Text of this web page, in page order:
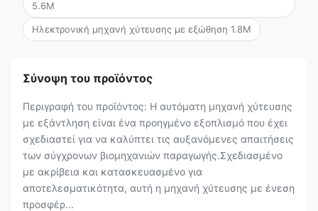
5.6M
Ηλεκτρονική μηχανή χύτευσης με εξώθηση 1.8M
Σύνοψη του προϊόντος
Περιγραφή του προϊόντος: Η αυτόματη μηχανή χύτευσης
με εξάντληση είναι ένα προηγμένο εξοπλισμό που έχει
σχεδιαστεί για να καλύπτει τις αυξανόμενες απαιτήσεις
των σύγχρονων βιομηχανιών παραγωγής.Σχεδιασμένο
με ακρίβεια και κατασκευασμένο για
αποτελεσματικότητα, αυτή η μηχανή χύτευσης με ένεση
προσφέρ...